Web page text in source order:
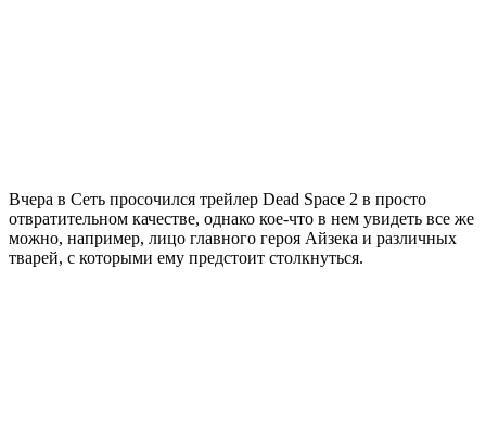
Вчера в Сеть просочился трейлер Dead Space 2 в просто
отвратительном качестве, однако кое-что в нем увидеть все же
можно, например, лицо главного героя Айзека и различных
тварей, с которыми ему предстоит столкнуться.